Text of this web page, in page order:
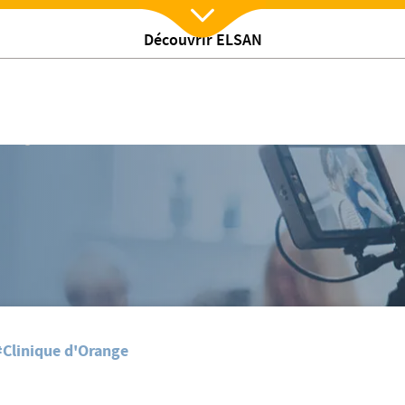
Découvrir ELSAN
Nx:Afficher menu
se modernise
d'Orange